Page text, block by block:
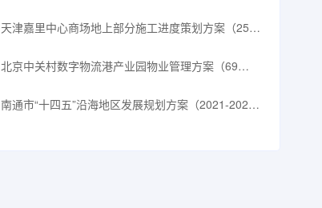
2025年）（43页）.pdf
天津嘉里中心商场地上部分施工进度策划方案（25
页）.pptx
北京中关村数字物流港产业园物业管理方案（69
页）.pdf
南通市“十四五”沿海地区发展规划方案（2021-2025